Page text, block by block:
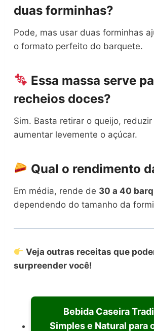
duas forminhas?
Pode, mas usar duas forminhas
o formato perfeito do barquete.
Essa massa serve
recheios doces?
Sim. Basta retirar o queijo, reduzir
aumentar levemente o açúcar.
Qual o rendimento
Em média, rende de 30 a 40
dependendo do tamanho da
Veja outras receitas que
surpreender você!
Bebida Caseira
Simples e Natural para